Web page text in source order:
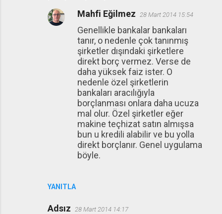
YANITLA
Mahfi Eğilmez 28 Mart 2014 15:54
Genellikle bankalar bankaları
tanır, o nedenle çok tanınmış
şirketler dışındaki şirketlere
direkt borç vermez. Verse de
daha yüksek faiz ister. O
nedenle özel şirketlerin
bankaları aracılığıyla
borçlanması onlara daha ucuza
mal olur. Özel şirketler eğer
makine teçhizat satın almışsa
bun u kredili alabilir ve bu yolla
direkt borçlanır. Genel uygulama
böyle.
Adsız 28 Mart 2014 14:17